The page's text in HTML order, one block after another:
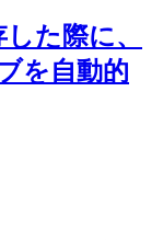
た際に、
を自動的